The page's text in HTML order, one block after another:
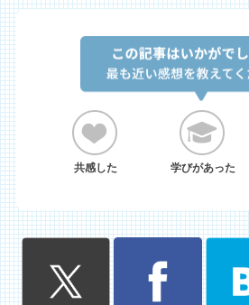
共感した 学びがあった